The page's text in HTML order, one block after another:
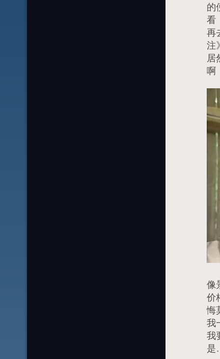
的
看
再
注
居
啊
像
价
悔
我
我